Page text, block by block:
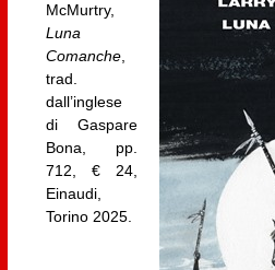
McMurtry,
Luna
Comanche,
trad.
dall’inglese
di Gaspare
Bona, pp.
712, € 24,
Einaudi,
Torino 2025.